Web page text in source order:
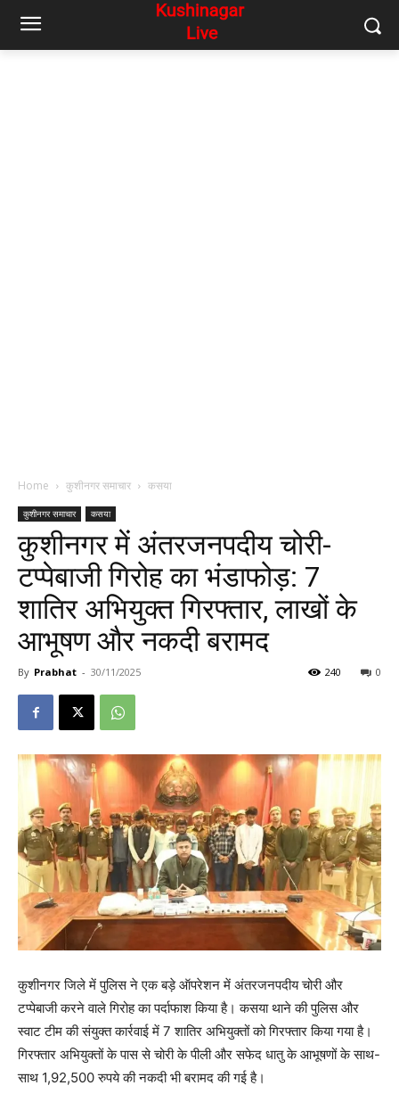
Home कुशीनगर समाचार कसया
कुशीनगर समाचार कसया
कुशीनगर में अंतरजनपदीय चोरी-
टप्पेबाजी गिरोह का भंडाफोड़: 7
शातिर अभियुक्त गिरफ्तार, लाखों के
आभूषण और नकदी बरामद
By Prabhat - 30/11/2025 0
240
कुशीनगर जिले में पुलिस ने एक बड़े ऑपरेशन में अंतरजनपदीय चोरी और
टप्पेबाजी करने वाले गिरोह का पर्दाफाश किया है। कसया थाने की पुलिस और
स्वाट टीम की संयुक्त कार्रवाई में 7 शातिर अभियुक्तों को गिरफ्तार किया गया है।
गिरफ्तार अभियुक्तों के पास से चोरी के पीली और सफेद धातु के आभूषणों के साथ-
साथ 1,92,500 रुपये की नकदी भी बरामद की गई है।